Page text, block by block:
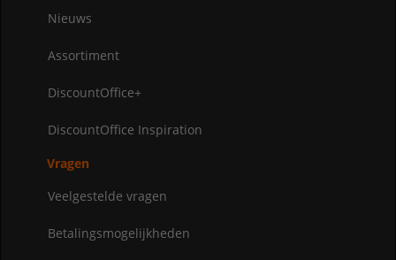
Nieuws
Assortiment
DiscountOffice+
DiscountOffice Inspiration
Vragen
Veelgestelde vragen
Betalingsmogelijkheden